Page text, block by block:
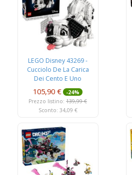
LEGO Disney 43269 -
Cucciolo De La Carica
Dei Cento E Uno
105,90 €
-24%
Prezzo listino: 139,99 €
Sconto: 34,09 €